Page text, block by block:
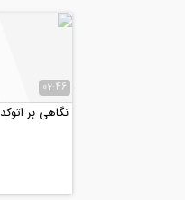
02:46
نگاهی بر اتوکد ۲۰۲۱